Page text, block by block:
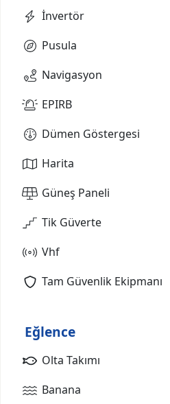
İnvertör
Pusula
Navigasyon
EPIRB
Dümen Göstergesi
Harita
Güneş Paneli
Tik Güverte
Vhf
Tam Güvenlik Ekipmanı
Eğlence
Olta Takımı
Banana